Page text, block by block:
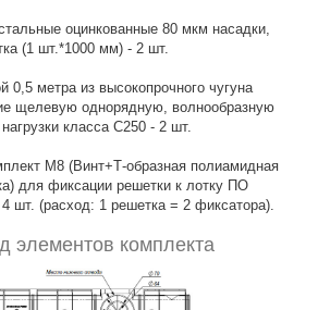
оцинкованные 80 мкм насадки,
(1 шт.*1000 мм) - 2 шт.
0,5 метра из высокопрочного чугуна
щелевую однорядную, волнообразную
класса C250 - 2 шт.
М8 (Винт+Т-образная полиамидная
для фиксации решетки к лотку ПО
(расход: 1 решетка = 2 фиксатора).
элементов комплекта